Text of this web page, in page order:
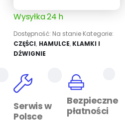
Wysyłka 24 h
Dostępność: Na stanie Kategorie:
CZĘŚCI, HAMULCE, KLAMKI I
DŹWIGNIE
Serwis w
Polsce
Bezpieczne
płatności